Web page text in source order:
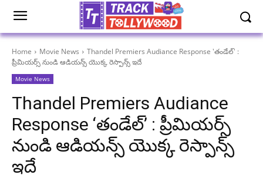
Home Movie News
Thandel Premiers Audiance Response 'తండేల్' :
ప్రీమియర్స్ నుండి ఆడియన్స్ యొక్క రెస్పాన్స్ ఇదే
Movie News
Thandel Premiers Audiance
Response ‘తండేల్’ : ప్రీమియర్స్
నుండి ఆడియన్స్ యొక్క రెస్పాన్స్
ఇదే